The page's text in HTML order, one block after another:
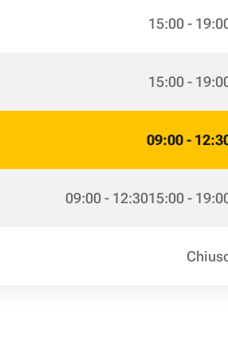
15:00 -
15:00 -
09:00 -
09:00 - 12:3015:00 -